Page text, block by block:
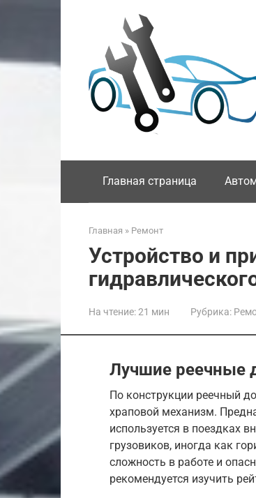
Главная страница
Главная » Ремонт
Устройство и
На чтение:21 мин Рубрика:
Лучшие реечные
По конструкции реечный
храповой механизм.
используется в поездках
грузовиков, иногда как
сложность в работе и
рекомендуется изучить